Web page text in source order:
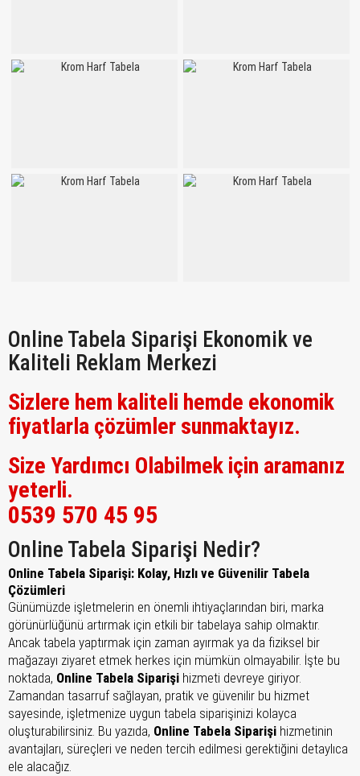
Online Tabela Siparişi Ekonomik ve
Kaliteli Reklam Merkezi
Sizlere hem kaliteli hemde ekonomik
fiyatlarla çözümler sunmaktayız.
Size Yardımcı Olabilmek için aramanız
yeterli.
0539 570 45 95
Online Tabela Siparişi Nedir?
Online Tabela Siparişi: Kolay, Hızlı ve Güvenilir Tabela
Çözümleri
Günümüzde işletmelerin en önemli ihtiyaçlarından biri, marka
görünürlüğünü artırmak için etkili bir tabelaya sahip olmaktır.
Ancak tabela yaptırmak için zaman ayırmak ya da fiziksel bir
mağazayı ziyaret etmek herkes için mümkün olmayabilir. İşte bu
noktada, Online Tabela Siparişi hizmeti devreye giriyor.
Zamandan tasarruf sağlayan, pratik ve güvenilir bu hizmet
sayesinde, işletmenize uygun tabela siparişinizi kolayca
oluşturabilirsiniz. Bu yazıda, Online Tabela Siparişi hizmetinin
avantajları, süreçleri ve neden tercih edilmesi gerektiğini detaylıca
ele alacağız.